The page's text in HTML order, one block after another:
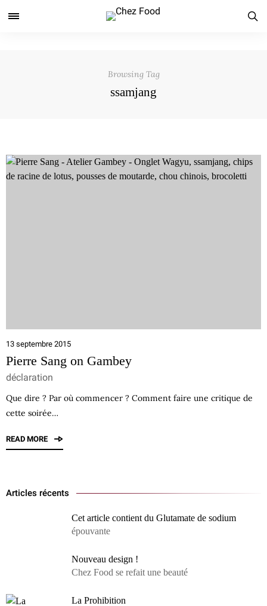
Browsing Tag
ssamjang
13 septembre 2015
Pierre Sang on Gambey
déclaration
Que dire ? Par où commencer ? Comment faire une critique de
cette soirée…
READ MORE
Articles récents
Cet article contient du Glutamate de sodium
épouvante
Nouveau design !
Chez Food se refait une beauté
La Prohibition